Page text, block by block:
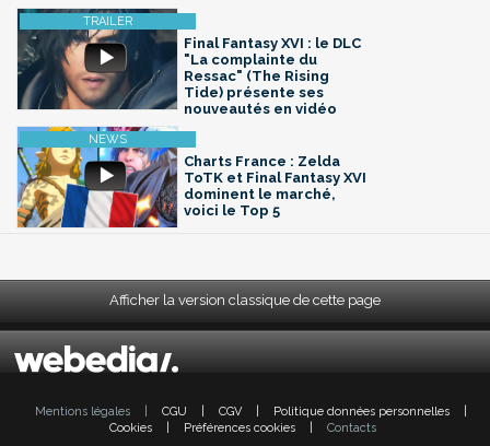
Final Fantasy XVI : le DLC
"La complainte du
Ressac" (The Rising
Tide) présente ses
nouveautés en vidéo
Charts France : Zelda
ToTK et Final Fantasy XVI
dominent le marché,
voici le Top 5
Afficher la version classique de cette page
Mentions légales CGU CGV Politique données personnelles
Cookies
Préférences cookies Contacts